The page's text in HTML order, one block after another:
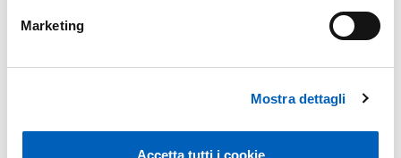
Marketing
Mostra dettagli
Accetta tutti i cookie